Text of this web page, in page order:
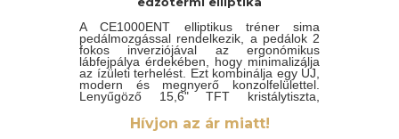
A CE1000ENT elliptikus tréner sima
pedálmozgással rendelkezik, a pedálok 2
fokos inverziójával az ergonómikus
lábfejpálya érdekében, hogy minimalizálja
az ízületi terhelést. Ezt kombinálja egy ÚJ,
modern és megnyerő konzolfelülettel.
Lenyűgöző 15,6" TFT kristálytiszta,
érintésérzékeny képernyő, és úgy
tervezték, hogy felhasználó-központú és
intuitív legyen. Tele van szórakoztató
Hívjon az ár miatt!